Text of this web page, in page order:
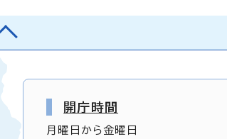
開庁時間
月曜日から金曜日